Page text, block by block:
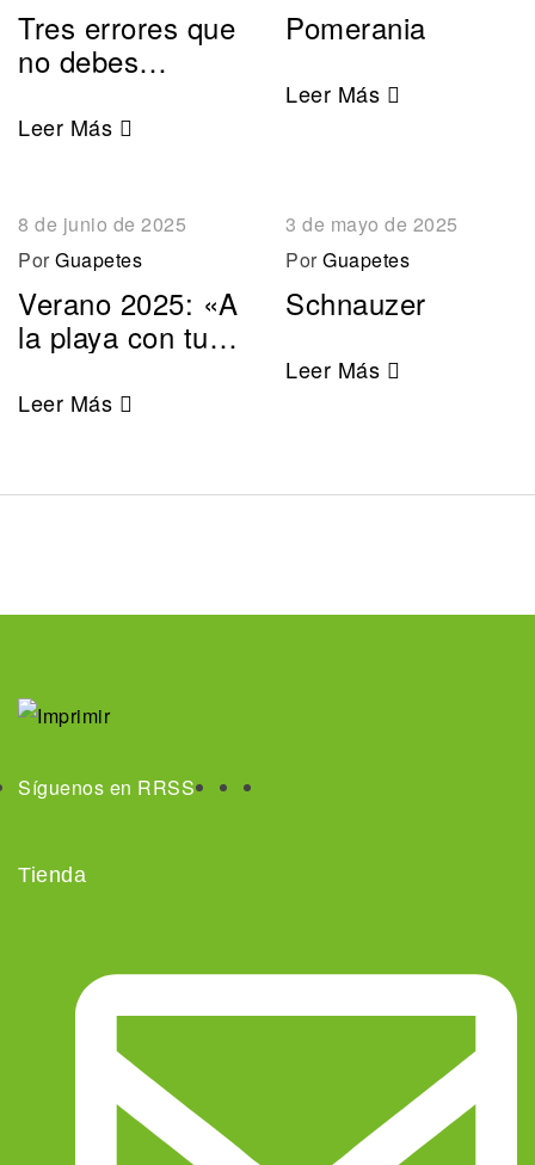
Tres errores que
no debes
calmar el calor a
Leer Más
Pomerania
Leer Más
8 de junio de 2025
Por Guapetes
Verano 2025: «A
la playa con tu
Leer Más
3 de mayo de 2025
Por Guapetes
Schnauzer
Leer Más
Síguenos en RRSS
Tienda